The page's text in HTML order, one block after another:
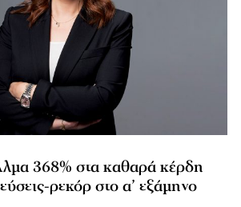
368% στα καθαρά κέρδη
ρεκόρ στο α’ εξάμηνο